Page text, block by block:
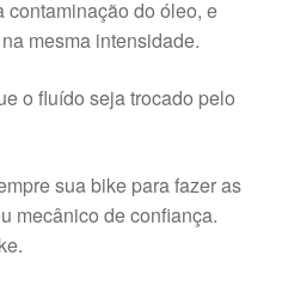
contaminação do óleo, e
mesma intensidade.
o fluído seja trocado pelo
sua bike para fazer as
mecânico de confiança.